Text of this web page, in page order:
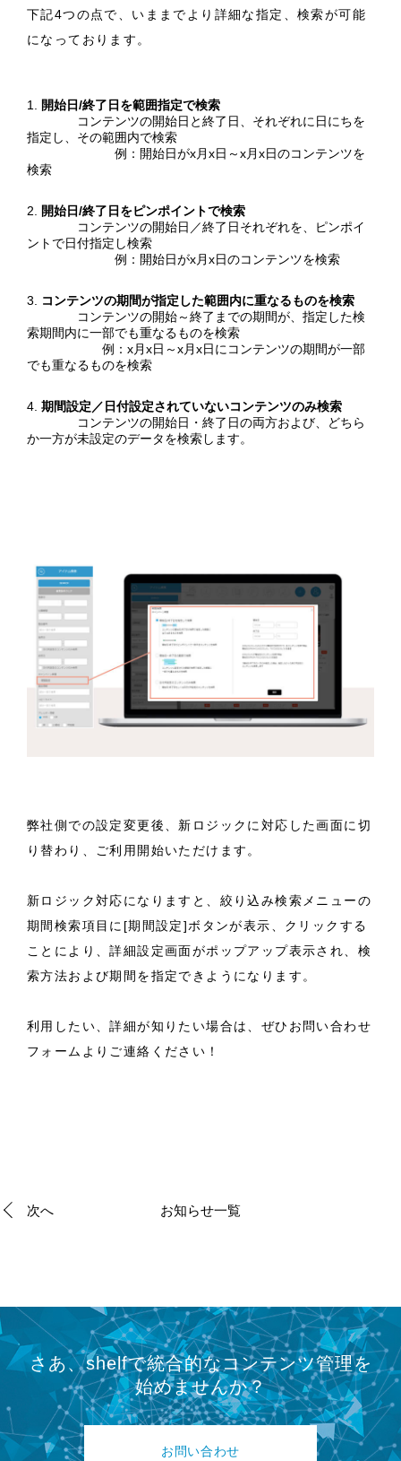
下記4つの点で、いままでより詳細な指定、検索が可能
になっております。
開始日/終了日を範囲指定で検索
コンテンツの開始日と終了日、それぞれに日にちを
指定し、その範囲内で検索
例：開始日がx月x日～x月x日のコンテンツを
検索
開始日/終了日をピンポイントで検索
コンテンツの開始日／終了日それぞれを、ピンポイ
ントで日付指定し検索
例：開始日がx月x日のコンテンツを検索
コンテンツの期間が指定した範囲内に重なるものを検索
コンテンツの開始～終了までの期間が、指定した検
索期間内に一部でも重なるものを検索
例：x月x日～x月x日にコンテンツの期間が一部
でも重なるものを検索
期間設定／日付設定されていないコンテンツのみ検索
コンテンツの開始日・終了日の両方および、どちら
か一方が未設定のデータを検索します。
弊社側での設定変更後、新ロジックに対応した画面に切
り替わり、ご利用開始いただけます。
新ロジック対応になりますと、絞り込み検索メニューの
期間検索項目に[期間設定]ボタンが表示、クリックする
ことにより、詳細設定画面がポップアップ表示され、検
索方法および期間を指定できようになります。
利用したい、詳細が知りたい場合は、ぜひ お問い合わせ
フォーム よりご連絡ください！
次へ お知らせ一覧
さあ、shelfで統合的なコンテンツ管理を
始めませんか？
お問い合わせ
Cookieポリシー
閉じる